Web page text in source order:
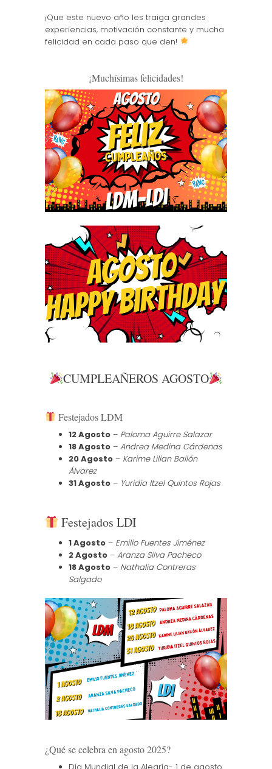
¡Que este nuevo año les traiga grandes
experiencias, motivación constante y mucha
felicidad en cada paso que den!
¡Muchísimas felicidades!
CUMPLEAÑEROS AGOSTO
Festejados LDM
12 Agosto– Paloma Aguirre Salazar
18 Agosto– Andrea Medina Cárdenas
20 Agosto– Karime Lilian Bailón
Álvarez
31 Agosto– Yuridia Itzel Quintos Rojas
Festejados LDI
1 Agosto– Emilio Fuentes Jiménez
2 Agosto– Aranza Silva Pacheco
18 Agosto– Nathalia Contreras
Salgado
¿Qué se celebra en agosto 2025?